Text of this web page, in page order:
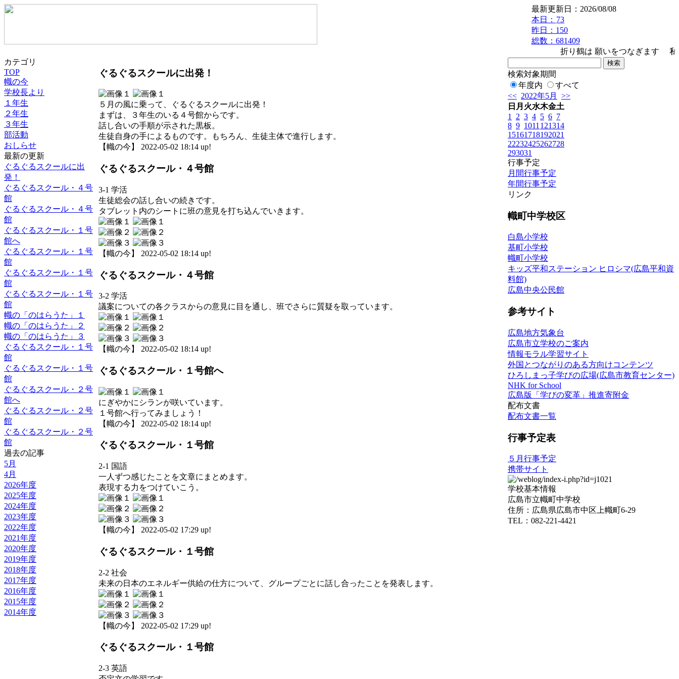
最新更新日：2026/08/08
本日： 73
昨日：150
総数：681409
折り鶴は 願いをつなぎます 私たち
カテゴリ
TOP
幟の今
学校長より
１年生
２年生
３年生
部活動
おしらせ
最新の更新
ぐるぐるスクールに出
発！
ぐるぐるスクール・４号
館
ぐるぐるスクール・４号
館
ぐるぐるスクール・１号
館へ
ぐるぐるスクール・１号
館
ぐるぐるスクール・１号
館
ぐるぐるスクール・１号
館
幟の「のはらうた」１
幟の「のはらうた」２
幟の「のはらうた」３
ぐるぐるスクール・１号
館
ぐるぐるスクール・１号
館
ぐるぐるスクール・２号
館へ
ぐるぐるスクール・２号
館
ぐるぐるスクール・２号
館
過去の記事
5月
4月
2026年度
2025年度
2024年度
2023年度
2022年度
2021年度
2020年度
2019年度
2018年度
2017年度
2016年度
2015年度
2014年度
ぐるぐるスクールに出発！
５月の風に乗って、ぐるぐるスクールに出発！
まずは、３年生のいる４号館からです。
話し合いの手順が示された黒板。
生徒自身の手によるものです。もちろん、生徒主体で進行します。
【幟の今】 2022-05-02 18:14 up!
ぐるぐるスクール・４号館
3-1 学活
生徒総会の話し合いの続きです。
タブレット内のシートに班の意見を打ち込んでいきます。
【幟の今】 2022-05-02 18:14 up!
ぐるぐるスクール・４号館
3-2 学活
議案についての各クラスからの意見に目を通し、班でさらに質疑を取っています。
【幟の今】 2022-05-02 18:14 up!
ぐるぐるスクール・１号館へ
にぎやかにシランが咲いています。
１号館へ行ってみましょう！
【幟の今】 2022-05-02 18:14 up!
ぐるぐるスクール・１号館
2-1 国語
一人ずつ感じたことを文章にまとめます。
表現する力をつけていこう。
【幟の今】 2022-05-02 17:29 up!
ぐるぐるスクール・１号館
2-2 社会
未来の日本のエネルギー供給の仕方について、グループごとに話し合ったことを発表します。
【幟の今】 2022-05-02 17:29 up!
ぐるぐるスクール・１号館
2-3 英語
検索対象期間
年度内
すべて
<< 2022年5月
>>
日 月 火水木金土
1
2 3 4 5 6 7
8 9 1011 121314
15161718192021
22232425262728
293031
行事予定
月間行事予定
年間行事予定
リンク
幟町中学校区
白島小学校
基町小学校
幟町小学校
キッズ平和ステーション ヒロシマ(広島平和資
料館)
広島中央公民館
参考サイト
広島地方気象台
広島市立学校のご案内
情報モラル学習サイト
外国とつながりのある方向けコンテンツ
ひろしまっ子学びの広場(広島市教育センター)
NHK for School
広島版「学びの変革」推進寄附金
配布文書
配布文書一覧
行事予定表
５月行事予定
携帯サイト
学校基本情報
広島市立幟町中学校
住所：広島県広島市中区上幟町6-29
TEL：082-221-4421